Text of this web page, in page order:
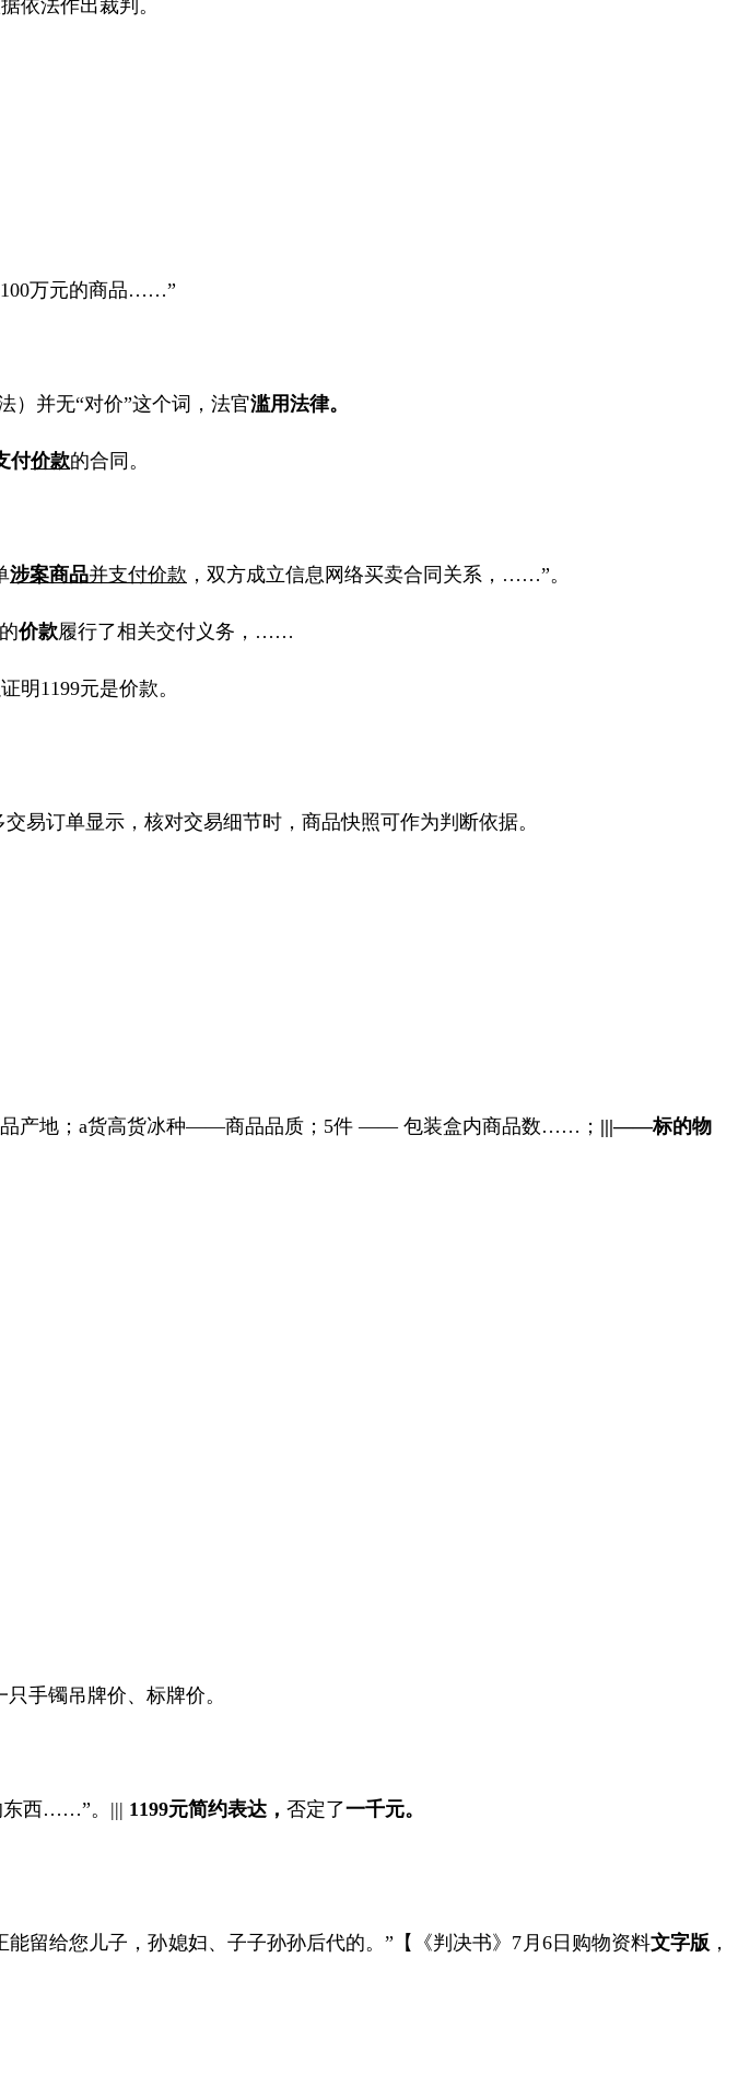
依法作出裁判。
100万元的商品……”
）并无“对价”这个词，法官滥用法律。
付价款的合同。
涉案商品并支付价款 ，双方成立信息网络买卖合同关系， ……”。
价款履行了相关交付义务， ……
明 1199元是价款。
交易订单显示，核对交易细节时，商品快照可作为判断依据。
产地； a货高货冰种——商品品质； 5件 —— 包装盒内商品数…… ； |||——标的物
只手镯吊牌价、标牌价。
东西……”。 ||| 1199元简约表达， 否定了一千元。
留给您儿子，孙媳妇、子子孙孙后代的。”【《判决书》 7 月 6日购物资料文字版 ，